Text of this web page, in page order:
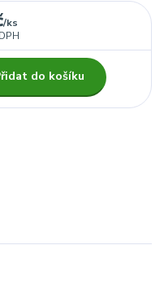
/ks
do košíku